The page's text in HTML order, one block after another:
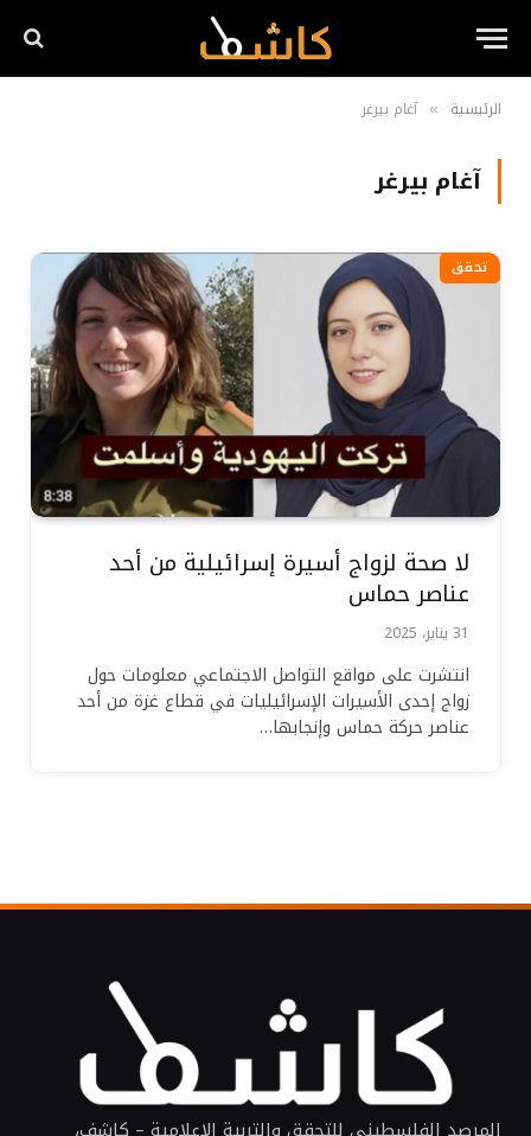
الرئيسية » آغام بيرغر
آغام بيرغر
تحقق
لا صحة لزواج أسيرة إسرائيلية من أحد
عناصر حماس
31 يناير، 2025
انتشرت على مواقع التواصل الاجتماعي معلومات حول
زواج إحدى الأسيرات الإسرائيليات في قطاع غزة من أحد
عناصر حركة حماس وإنجابها…